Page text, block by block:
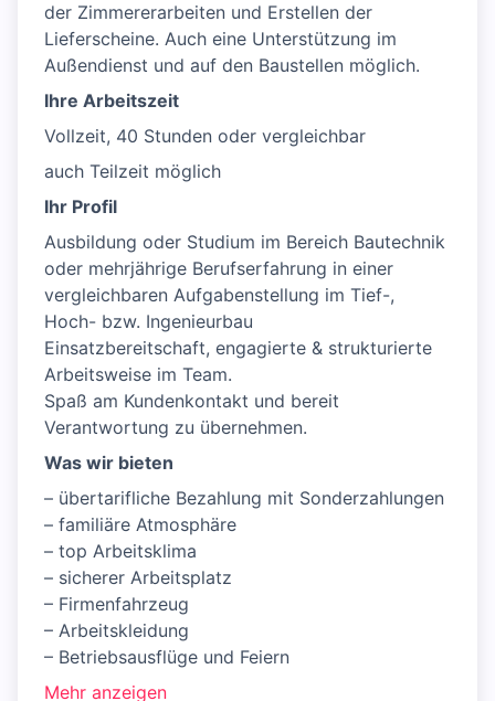
der Zimmererarbeiten und Erstellen der
Lieferscheine. Auch eine Unterstützung im
Außendienst und auf den Baustellen möglich.
Ihre Arbeitszeit
Vollzeit, 40 Stunden oder vergleichbar
auch Teilzeit möglich
Ihr Profil
Ausbildung oder Studium im Bereich Bautechnik
oder mehrjährige Berufserfahrung in einer
vergleichbaren Aufgabenstellung im Tief-,
Hoch- bzw. Ingenieurbau
Einsatzbereitschaft, engagierte & strukturierte
Arbeitsweise im Team.
Spaß am Kundenkontakt und bereit
Verantwortung zu übernehmen.
Was wir bieten
– übertarifliche Bezahlung mit Sonderzahlungen
– familiäre Atmosphäre
– top Arbeitsklima
– sicherer Arbeitsplatz
– Firmenfahrzeug
– Arbeitskleidung
– Betriebsausflüge und Feiern
Mehr anzeigen